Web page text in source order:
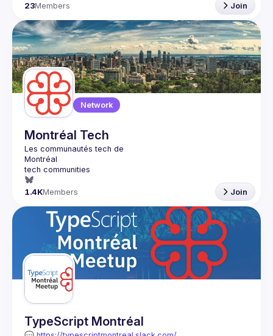
23Members Join
Network
Montréal Tech
1.4KMembers Join
TypeScript Montréal